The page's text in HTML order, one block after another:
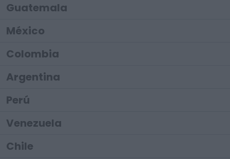
Guatemala
México
Colombia
Argentina
Perú
Venezuela
Chile